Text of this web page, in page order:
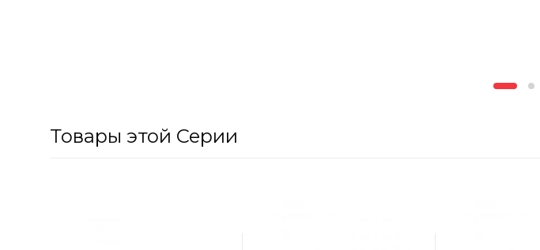
Товары этой Серии